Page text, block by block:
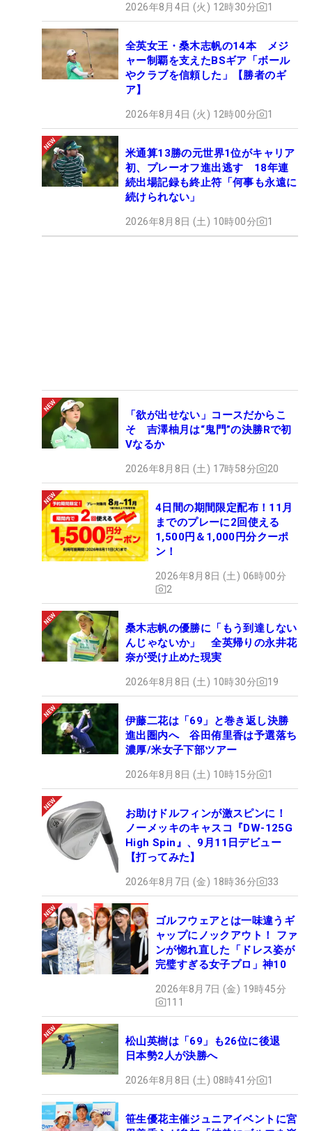
2026年8月4日 (火) 12時30分 1
全英女王・桑木志帆の14本 メジ
ャー制覇を支えたBSギア「ボール
やクラブを信頼した」【勝者のギ
ア】
2026年8月4日 (火) 12時00分 1
米通算13勝の元世界1位がキャリア
初、プレーオフ進出逃す 18年連
続出場記録も終止符「何事も永遠に
続けられない」
2026年8月8日 (土) 10時00分 1
「欲が出せない」コースだからこ
そ 吉澤柚月は“鬼門”の決勝Rで初
Vなるか
2026年8月8日 (土) 17時58分 20
4日間の期間限定配布！11月
までのプレーに2回使える
1,500円＆1,000円分クーポ
ン！
2026年8月8日 (土) 06時00分
2
桑木志帆の優勝に「もう到達しない
んじゃないか」 全英帰りの永井花
奈が受け止めた現実
2026年8月8日 (土) 10時30分 19
伊藤二花は「69」と巻き返し決勝
進出圏内へ 谷田侑里香は予選落ち
濃厚/米女子下部ツアー
2026年8月8日 (土) 10時15分 1
お助けドルフィンが激スピンに！
ノーメッキのキャスコ『DW-125G
High Spin』、9月11日デビュー
【打ってみた】
2026年8月7日 (金) 18時36分 33
ゴルフウェアとは一味違うギ
ャップにノックアウト！ ファ
ンが惚れ直した「ドレス姿が
完璧すぎる女子プロ」神10
2026年8月7日 (金) 19時45分
111
松山英樹は「69」も26位に後退
日本勢2人が決勝へ
2026年8月8日 (土) 08時41分 1
笹生優花主催ジュニアイベントに宮